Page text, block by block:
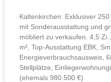
Kaltenkirchen: Exklusiver
mit Sonderausstattung und
möbliert zu verkaufen. 4,5
m², Top-Ausstattung EBK,
Energieverbrauchsausweis,
Stellplätze,
(ehemals 980.500 €)